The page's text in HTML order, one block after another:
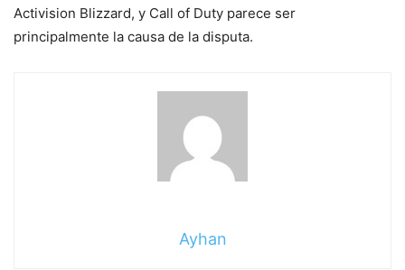
Activision Blizzard, y Call of Duty parece ser
principalmente la causa de la disputa.
Ayhan